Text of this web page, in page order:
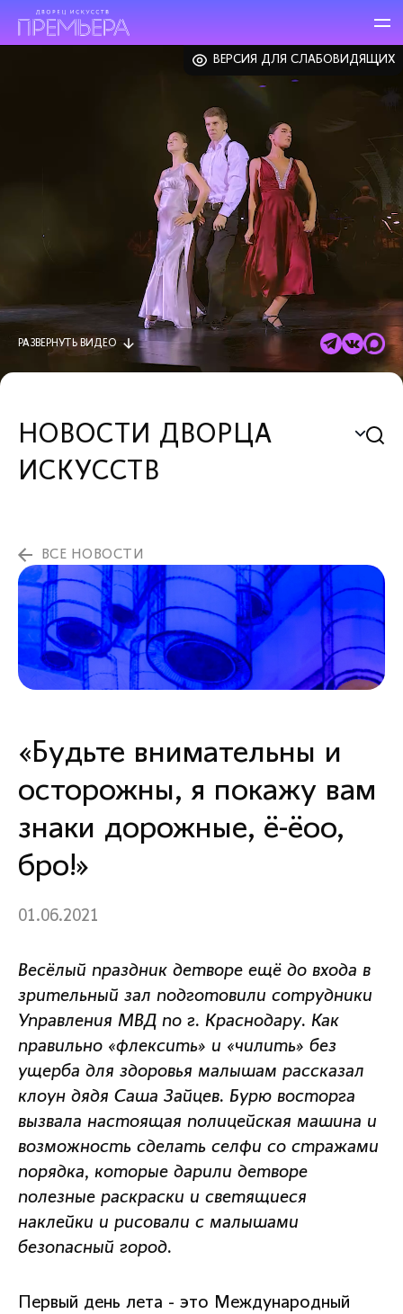
ВЕРСИЯ ДЛЯ СЛАБОВИДЯЩИХ
РАЗВЕРНУТЬ ВИДЕО
НОВОСТИ ДВОРЦА
ИСКУССТВ
ВСЕ НОВОСТИ
«Будьте внимательны и
осторожны, я покажу вам
знаки дорожные, ё-ёоо,
бро!»
01.06.2021
Весёлый праздник детворе ещё до входа в
зрительный зал подготовили сотрудники
Управления МВД по г. Краснодару. Как
правильно «флексить» и «чилить» без
ущерба для здоровья малышам рассказал
клоун дядя Саша Зайцев. Бурю восторга
вызвала настоящая полицейская машина и
возможность сделать селфи со стражами
порядка, которые дарили детворе
полезные раскраски и светящиеся
наклейки и рисовали с малышами
безопасный город.
Первый день лета - это Международный